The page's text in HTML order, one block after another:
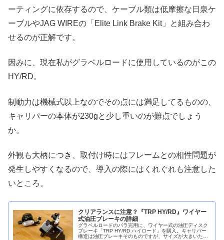
ーティングに依存するので、ケーブル類は低摩擦な日泉ケ
ーブルやJAG WIREの「Elite Link Brake Kit」と組み合わ
せるのが正解です。
因みに、現在私がグラベルロードに使用しているのがこの
HY/RD。
制動力は機械式以上なのでその点には満足してるものの、
キャリパーの本体が230gと少し重いのが難点でしょう
か。
外観も大柄につき、取付け時にはフレームとの相性問題が
発生しやすくなるので、導入の際にはくれぐれも注意した
いところ。
クリアランスに注意？『TRP HY/RD』ワイヤー
式油圧ブレーキの詳細
グラベルロードのバラ完用に、ワイヤー式の油圧ディスク
ブレーキ「TRP HY/RD ハイロード」を購入。キャリパー
構造は油圧ブレーキそのものですが、サイズが大きいため